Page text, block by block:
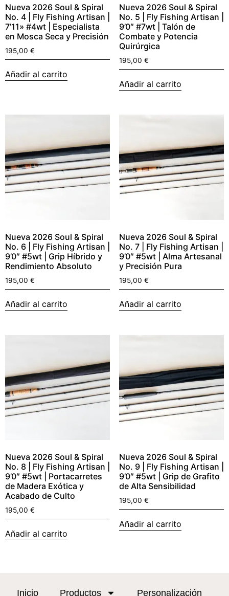
Nueva 2026 Soul & Spiral
No. 4 | Fly Fishing Artisan |
7’11» #4wt | Especialista
en Mosca Seca y Precisión
195,00 €
Añadir al carrito
Nueva 2026 Soul & Spiral
No. 5 | Fly Fishing Artisan |
9’0″ #7wt | Talón de
Combate y Potencia
Quirúrgica
195,00 €
Añadir al carrito
Nueva 2026 Soul & Spiral
No. 6 | Fly Fishing Artisan |
9’0″ #5wt | Grip Híbrido y
Rendimiento Absoluto
195,00 €
Añadir al carrito
Nueva 2026 Soul & Spiral
No. 7 | Fly Fishing Artisan |
9’0″ #5wt | Alma Artesanal
y Precisión Pura
195,00 €
Añadir al carrito
Nueva 2026 Soul & Spiral
No. 8 | Fly Fishing Artisan |
9’0″ #5wt | Portacarretes
de Madera Exótica y
Acabado de Culto
195,00 €
Añadir al carrito
Nueva 2026 Soul & Spiral
No. 9 | Fly Fishing Artisan |
9’0″ #5wt | Grip de Grafito
de Alta Sensibilidad
195,00 €
Añadir al carrito
Inicio Productos Personalización